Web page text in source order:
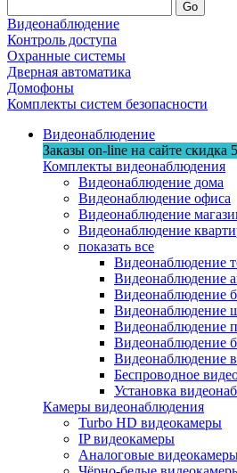
Go
Видеонаблюдение
Контроль доступа
Охранные системы
Дверная автоматика
Домофоны
Комплекты систем безопасности
Видеонаблюдение
Заказы on-line на сaйте скидка
Комплекты видеонаблюдения
Видеонаблюдение дома
Видеонаблюдение офиса
Видеонаблюдение
Видеонаблюдение
показать все
Видеонаблюдение
Видеонаблюдение
Видеонаблюдение
Видеонаблюдение
Видеонаблюдение
Видеонаблюдение
Видеонаблюдение
Беспроводное
Установка
Камеры видеонаблюдения
Turbo HD видеокамеры
IP видеокамеры
Аналоговые